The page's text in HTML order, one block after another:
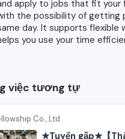
apply to jobs that fit your
the possibility of getting
day. It supports flexible
you use your time
việc tương tự
Co., Ltd.
★Tuyển gấp★【